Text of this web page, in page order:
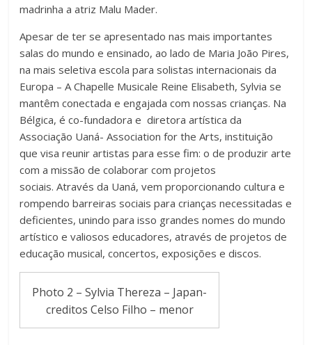
madrinha a atriz Malu Mader.
Apesar de ter se apresentado nas mais importantes
salas do mundo e ensinado, ao lado de Maria João Pires,
na mais seletiva escola para solistas internacionais da
Europa – A Chapelle Musicale Reine Elisabeth, Sylvia se
mantêm conectada e engajada com nossas crianças. Na
Bélgica, é co-fundadora e diretora artística da
Associação Uaná- Association for the Arts, instituição
que visa reunir artistas para esse fim: o de produzir arte
com a missão de colaborar com projetos
sociais. Através da Uaná, vem proporcionando cultura e
rompendo barreiras sociais para crianças necessitadas e
deficientes, unindo para isso grandes nomes do mundo
artístico e valiosos educadores, através de projetos de
educação musical, concertos, exposições e discos.
Photo 2 – Sylvia Thereza – Japan-
creditos Celso Filho – menor